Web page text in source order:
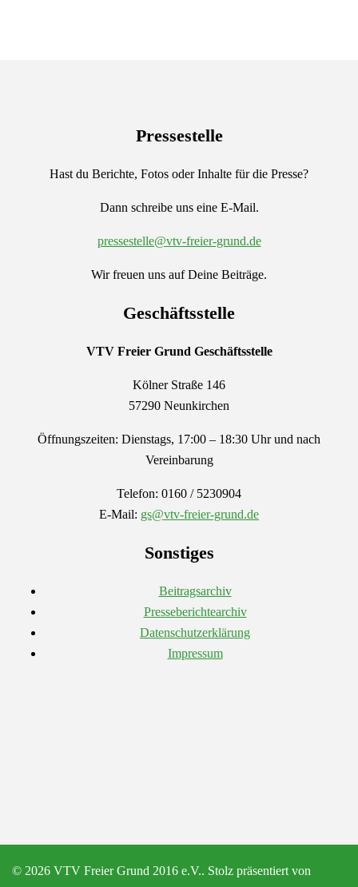
Pressestelle
Hast du Berichte, Fotos oder Inhalte für die Presse?
Dann schreibe uns eine E-Mail.
pressestelle@vtv-freier-grund.de
Wir freuen uns auf Deine Beiträge.
Geschäftsstelle
VTV Freier Grund Geschäftsstelle
Kölner Straße 146
57290 Neunkirchen
Öffnungszeiten: Dienstags, 17:00 – 18:30 Uhr und nach
Vereinbarung
Telefon: 0160 / 5230904
E-Mail: gs@vtv-freier-grund.de
Sonstiges
Beitragsarchiv
Presseberichtearchiv
Datenschutzerklärung
Impressum
© 2026 VTV Freier Grund 2016 e.V.. Stolz präsentiert von